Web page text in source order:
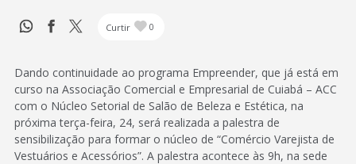
Curtir 0
Dando continuidade ao programa Empreender, que já está em
curso na Associação Comercial e Empresarial de Cuiabá – ACC
com o Núcleo Setorial de Salão de Beleza e Estética, na
próxima terça-feira, 24, será realizada a palestra de
sensibilização para formar o núcleo de “Comércio Varejista de
Vestuários e Acessórios”. A palestra acontece às 9h, na sede